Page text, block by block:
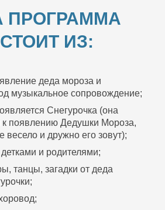
ПРОГРАММА
ИЗ:
деда мороза и
музыкальное сопровождение;
Снегурочка (она
к появлению Дедушки Мороза,
весело и дружно его зовут);
и родителями;
танцы, загадки от деда